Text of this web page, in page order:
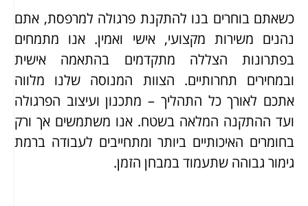
כשאתם בוחרים בנו להתקנת פרגולה למרפסת, אתם
נהנים משירות מקצועי, אישי ואמין. אנו מתמחים
בפתרונות הצללה מתקדמים בהתאמה אישית
ובמחירים תחרותיים. הצוות המנוסה שלנו מלווה
אתכם לאורך כל התהליך – מתכנון ועיצוב הפרגולה
ועד ההתקנה המלאה בשטח. אנו משתמשים אך ורק
בחומרים האיכותיים ביותר ומתחייבים לעבודה ברמת
גימור גבוהה שתעמוד במבחן הזמן.